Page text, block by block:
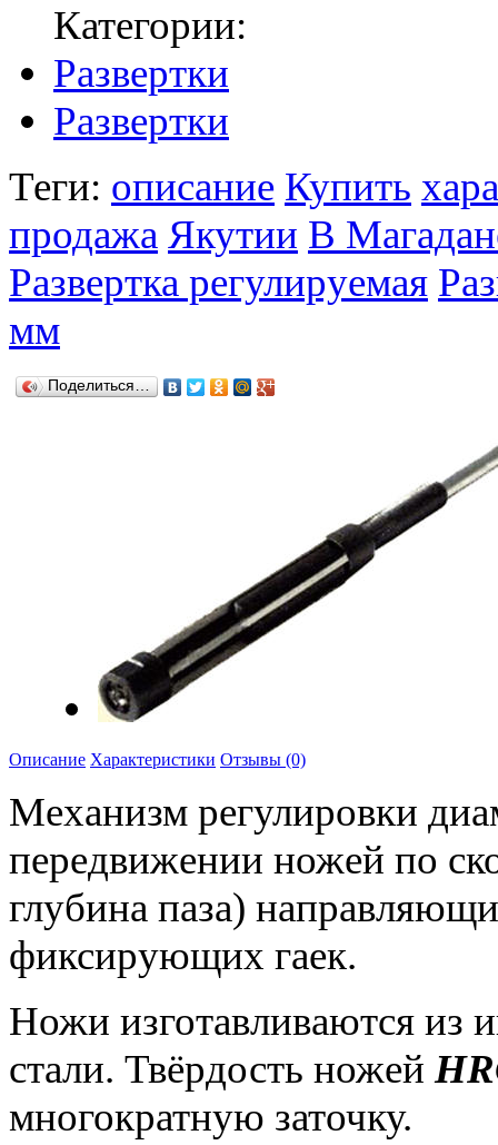
Категории:
Развертки
Развертки
Теги: описание Купить
продажа Якутии В
Развертка регулируемая
мм
Поделиться…
Описание Характеристики Отзывы (0)
Механизм регулировки
передвижении ножей по
глубина паза)
фиксирующих гаек.
Ножи изготавливаются из
стали. Твёрдость ножей
многократную заточку.